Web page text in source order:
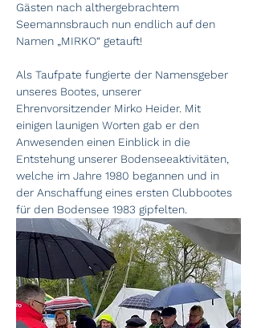
Gästen nach althergebrachtem
Seemannsbrauch nun endlich auf den
Namen „MIRKO“ getauft!
Als Taufpate fungierte der Namensgeber
unseres Bootes, unserer
Ehrenvorsitzender Mirko Heider. Mit
einigen launigen Worten gab er den
Anwesenden einen Einblick in die
Entstehung unserer Bodenseeaktivitäten,
welche im Jahre 1980 begannen und in
der Anschaffung eines ersten Clubbootes
für den Bodensee 1983 gipfelten.